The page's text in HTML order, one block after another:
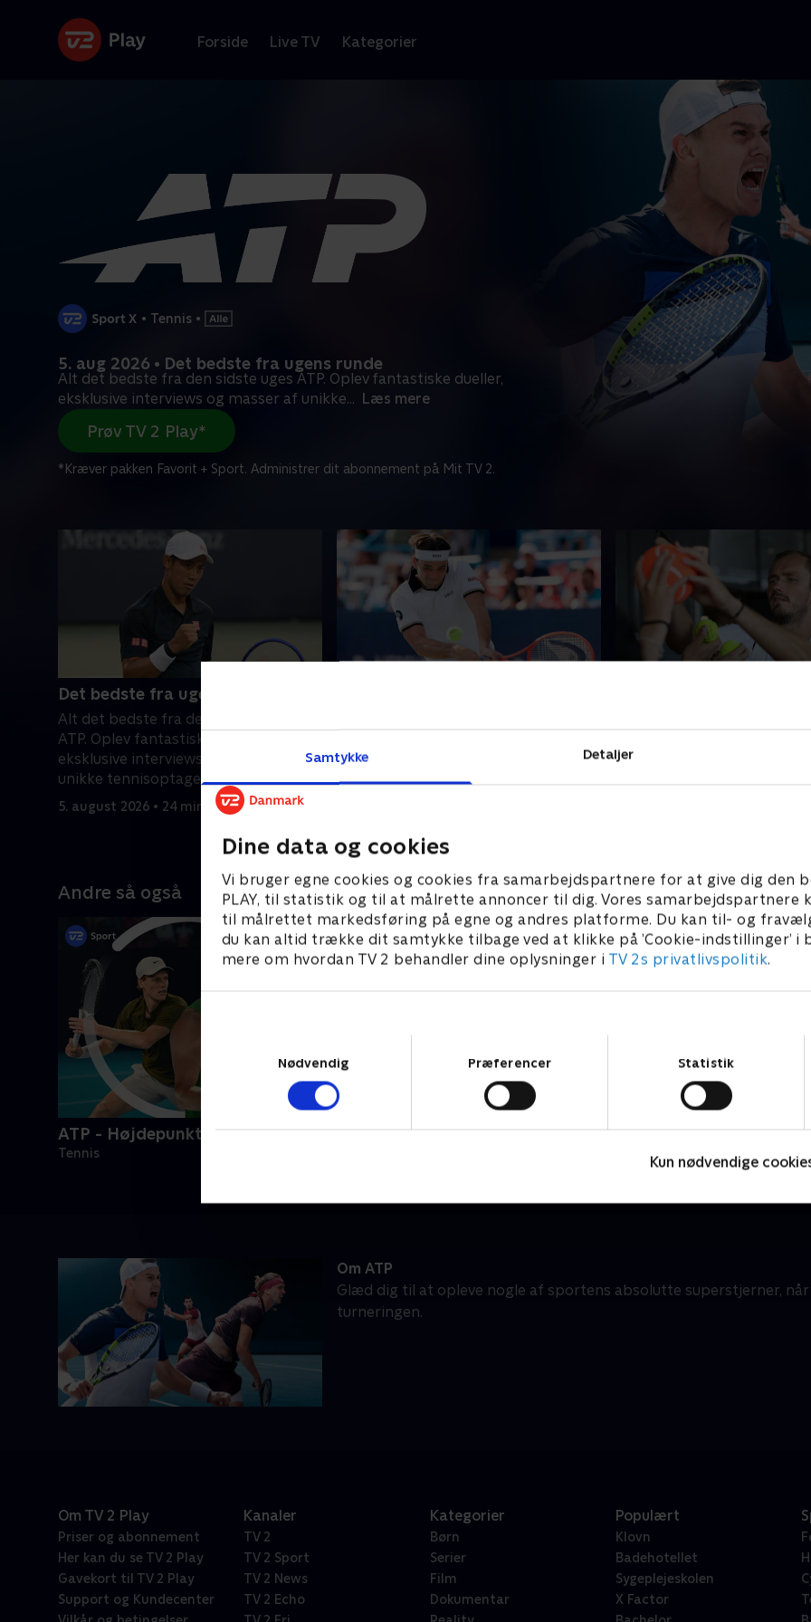
Samtykke Detaljer
Dine data og cookies
Vi bruger egne cookies og cookies fra samarbejdspartnere for at give dig den
PLAY, til statistik og til at målrette annoncer til dig. Vores samarbejdspartnere
til målrettet markedsføring på egne og andres platforme. Du kan til- og
du kan altid trække dit samtykke tilbage ved at klikke på ’Cookie-indstillinger’ i
mere om hvordan TV 2 behandler dine oplysninger i TV 2s privatlivspolitik.
Nødvendig
Præferencer Statistik
Kun nødvendige
Forside Live TV Kategorier
• Tennis •
5. aug 2026 • Det bedste fra ugens runde
Alt det bedste fra den sidste uges ATP. Oplev fantastiske dueller,
eksklusive interviews og masser af unikke... Læs mere
Prøv TV 2 Play*
*Kræver pakken Favorit + Sport. Administrer dit abonnement på Mit TV 2.
Det bedste fra ugens runde
Alt det bedste fra den sidste uges
ATP. Oplev fantastiske dueller,
eksklusive interviews og masser af
unikke tennisoptagelser.
5. august 2026 • 24 min
yoptennis. Felix Auger-Alissime, Ben
Shelton og Alex de Minaur er med.
eksklusive interviews og
Andre så også
ATP - Højdepunkter
Tennis
Andrey Rublev: Breaking Back
Om ATP
Glæd dig til at opleve nogle af sportens absolutte superstjerner,
turneringen.
Om TV 2 Play
Priser og abonnement
Her kan du se TV 2 Play
Gavekort til TV 2 Play
Support og Kundecenter
Kanaler
TV 2
TV 2 Sport
TV 2 News
TV 2 Echo
Kategorier
Børn
Serier
Film
Dokumentar
Populært
Klovn
Badehotellet
Sygeplejeskolen
X Factor